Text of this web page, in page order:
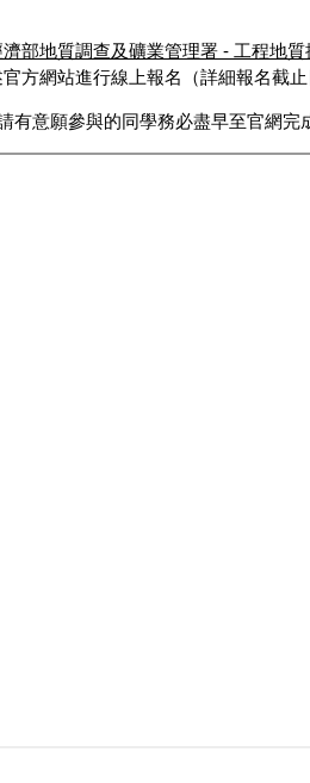
濟部地質調查及礦業管理署 - 工程地
方網站進行線上報名（詳細報名截
有意願參與的同學務必盡早至官網完